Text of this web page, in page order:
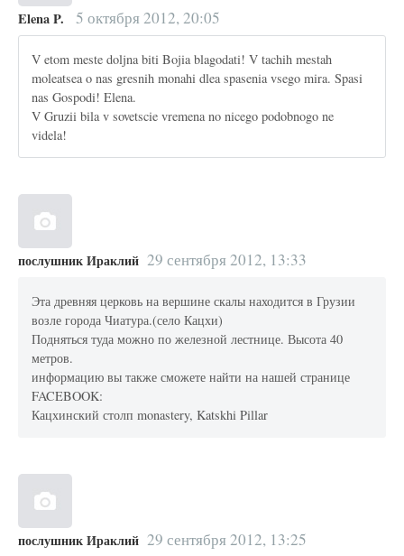
Elena P. 5 октября 2012, 20:05
V etom meste doljna biti Bojia blagodati! V tachih mestah
moleatsea o nas gresnih monahi dlea spasenia vsego mira. Spasi
nas Gospodi! Elena.
V Gruzii bila v sovetscie vremena no nicego podobnogo ne
videla!
послушник Ираклий 29 сентября 2012, 13:33
Эта древняя церковь на вершине скалы находится в Грузии
возле города Чиатура.(село Кацхи)
Подняться туда можно по железной лестнице. Высота 40
метров.
информацию вы также сможете найти на нашей странице
FACEBOOK:
Кацхинский столп monastery, Katskhi Pillar
послушник Ираклий 29 сентября 2012, 13:25